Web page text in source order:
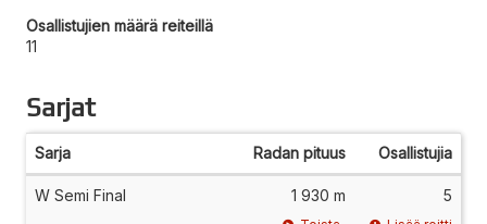
Osallistujien määrä reiteillä
11
Sarjat
Sarja Radan pituus Osallistujia
W Semi Final 1 930 m 5